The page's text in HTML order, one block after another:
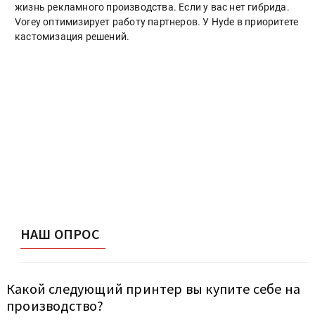
жизнь рекламного производства. Если у вас нет гибрида.
Vorey оптимизирует работу партнеров. У Hyde в приоритете
кастомизация решений.
НАШ ОПРОС
Какой следующий принтер вы купите себе на
производство?